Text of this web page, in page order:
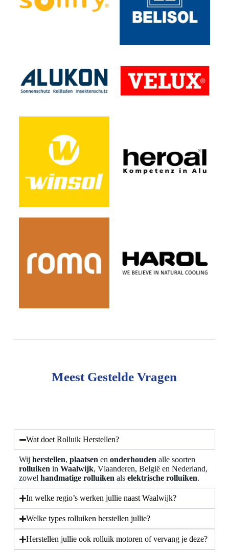
Meest Gestelde Vragen
Wat doet Rolluik Herstellen?
Wij herstellen, plaatsen en onderhouden alle soorten
rolluiken in Waalwijk, Vlaanderen, België en Nederland,
zowel handmatige rolluiken als elektrische rolluiken.
In welke regio’s werken jullie naast Waalwijk?
Welke types rolluiken herstellen jullie?
Herstellen jullie ook rolluik motoren of vervang je deze?